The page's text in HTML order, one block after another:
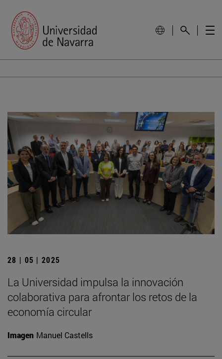
28 | 05 | 2025
La Universidad impulsa la innovación
colaborativa para afrontar los retos de la
economía circular
Imagen Manuel Castells